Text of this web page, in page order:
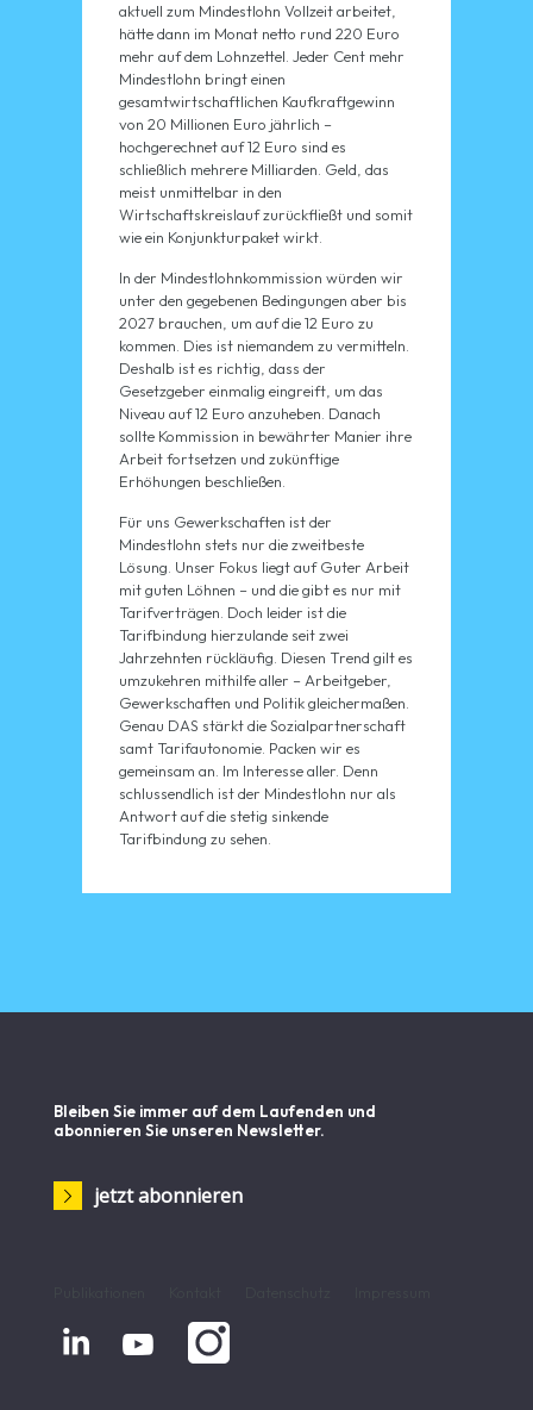
aktuell zum Mindestlohn Vollzeit arbeitet,
hätte dann im Monat netto rund 220 Euro
mehr auf dem Lohnzettel. Jeder Cent mehr
Mindestlohn bringt einen
gesamtwirtschaftlichen Kaufkraftgewinn
von 20 Millionen Euro jährlich –
hochgerechnet auf 12 Euro sind es
schließlich mehrere Milliarden. Geld, das
meist unmittelbar in den
Wirtschaftskreislauf zurückfließt und somit
wie ein Konjunkturpaket wirkt.
In der Mindestlohnkommission würden wir
unter den gegebenen Bedingungen aber bis
2027 brauchen, um auf die 12 Euro zu
kommen. Dies ist niemandem zu vermitteln.
Deshalb ist es richtig, dass der
Gesetzgeber einmalig eingreift, um das
Niveau auf 12 Euro anzuheben. Danach
sollte Kommission in bewährter Manier ihre
Arbeit fortsetzen und zukünftige
Erhöhungen beschließen.
Für uns Gewerkschaften ist der
Mindestlohn stets nur die zweitbeste
Lösung. Unser Fokus liegt auf Guter Arbeit
mit guten Löhnen – und die gibt es nur mit
Tarifverträgen. Doch leider ist die
Tarifbindung hierzulande seit zwei
Jahrzehnten rückläufig. Diesen Trend gilt es
umzukehren mithilfe aller – Arbeitgeber,
Gewerkschaften und Politik gleichermaßen.
Genau DAS stärkt die Sozialpartnerschaft
samt Tarifautonomie. Packen wir es
gemeinsam an. Im Interesse aller. Denn
schlussendlich ist der Mindestlohn nur als
Antwort auf die stetig sinkende
Tarifbindung zu sehen.
Bleiben Sie immer auf dem Laufenden und
abonnieren Sie unseren Newsletter.
jetzt abonnieren
 